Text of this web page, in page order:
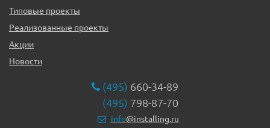
Типовые проекты
Реализованные проекты
Акции
Новости
(495) 660-34-89
(495) 798-87-70
info@installing.ru